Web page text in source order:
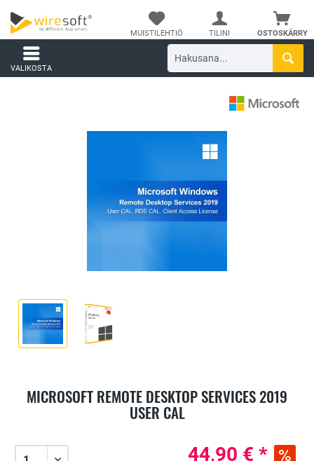
OSTOSKÄRRY
MUISTILEHTIÖ TILINI
VALIKOSTA
MICROSOFT REMOTE DESKTOP SERVICES 2019
USER CAL
44,90 € *